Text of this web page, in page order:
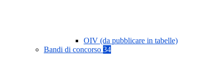
OIV (da pubblicare in tabelle)
Bandi di concorso 34